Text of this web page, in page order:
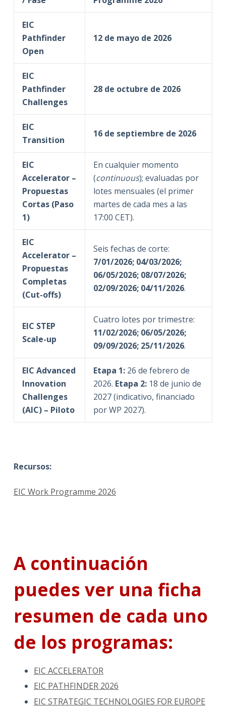
EIC
Pathfinder
Open
12 de mayo de 2026
EIC
Pathfinder
Challenges
28 de octubre de 2026
EIC
Transition
16 de septiembre de 2026
EIC
Accelerator –
Propuestas
Cortas (Paso
1)
En cualquier momento
(continuous); evaluadas por
lotes mensuales (el primer
martes de cada mes a las
17:00 CET).
EIC
Accelerator –
Propuestas
Completas
(Cut-offs)
Seis fechas de corte:
7/01/2026; 04/03/2026;
06/05/2026; 08/07/2026;
02/09/2026; 04/11/2026.
EIC STEP
Scale-up
Cuatro lotes por trimestre:
11/02/2026; 06/05/2026;
09/09/2026; 25/11/2026.
EIC Advanced
Innovation
Challenges
(AIC) – Piloto
Etapa 1:26 de febrero de
2026. Etapa 2:18 de junio de
2027 (indicativo, financiado
por WP 2027).
Recursos:
EIC Work Programme 2026
A continuación
puedes ver una ficha
resumen de cada uno
de los programas:
EIC ACCELERATOR
EIC PATHFINDER 2026
EIC STRATEGIC TECHNOLOGIES FOR EUROPE